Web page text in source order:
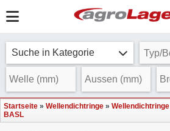
Suche in Kategorie
Startseite » Wellendichtringe »
BASL